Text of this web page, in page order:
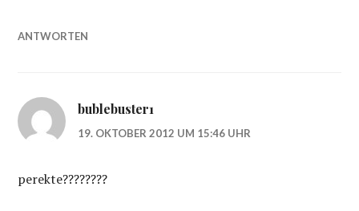
ANTWORTEN
bublebuster1
19. OKTOBER 2012 UM 15:46 UHR
perekte????????